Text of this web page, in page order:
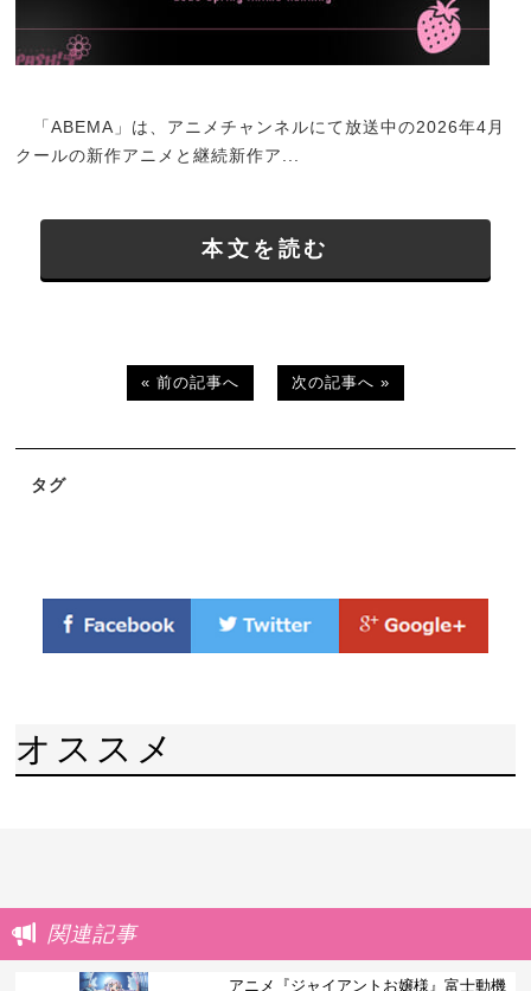
「ABEMA」は、アニメチャンネルにて放送中の2026年4月
クールの新作アニメと継続新作ア...
本文を読む
« 前の記事へ 次の記事へ »
タグ
オススメ
関連記事
アニメ『ジャイアントお嬢様』富士動機